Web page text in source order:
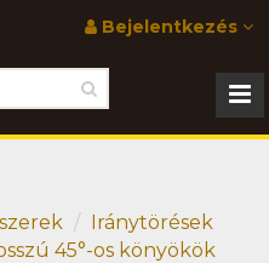
Bejelentkezés
Iránytörések
45°-os könyökök